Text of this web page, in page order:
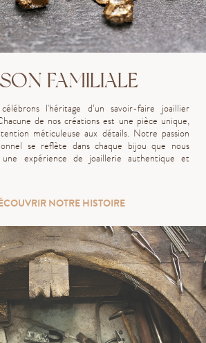
FAMILIALE
l'héritage d’un savoir-faire joaillier
de nos créations est une pièce unique,
méticuleuse aux détails. Notre passion
se reflète dans chaque bijou que nous
expérience de joaillerie authentique et
NOTRE HISTOIRE